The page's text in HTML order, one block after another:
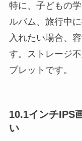
特に、子どもの
ルバム、旅行中
入れたい場合、
す。ストレージ
ブレットです。
10.1インチIPS
い